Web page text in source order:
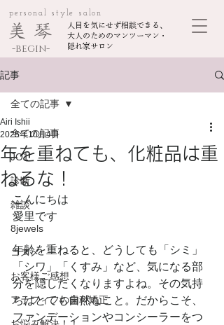
personal style salon
美 琴
-begin-
人目を気にせず相談できる、
大人のためのマンツーマン・
隠れ家サロン
記事
全ての記事
JO1
診断
雑談
8jewels
コスメ
お客様ご感想
アラフィフの歯科矯正
全ての記事
年を重ねても、化粧品は重
ねるな！
Airi Ishii
2025年10月4日
こんにちは
愛里です
年齢を重ねると、どうしても「シミ」
「シワ」「くすみ」など、気になる部
分を隠したくなりますよね。その気持
ちはとても自然なこと。だからこそ、
ファンデーションやコンシーラーをつ